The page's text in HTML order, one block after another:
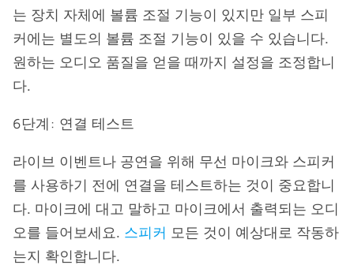
는 장치 자체에 볼륨 조절 기능이 있지만 일부 스피
커에는 별도의 볼륨 조절 기능이 있을 수 있습니다.
원하는 오디오 품질을 얻을 때까지 설정을 조정합니
다.
6단계: 연결 테스트
라이브 이벤트나 공연을 위해 무선 마이크와 스피커
를 사용하기 전에 연결을 테스트하는 것이 중요합니
다. 마이크에 대고 말하고 마이크에서 출력되는 오디
오를 들어보세요. 스피커 모든 것이 예상대로 작동하
는지 확인합니다.